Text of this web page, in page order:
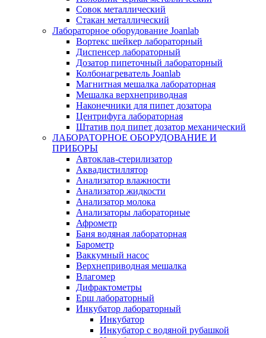
Совок металлический
Стакан металлический
Лабораторное оборудование Joanlab
Вортекс шейкер лабораторный
Диспенсер лабораторный
Дозатор пипеточный лабораторный
Колбонагреватель Joanlab
Магнитная мешалка лабораторная
Мешалка верхнеприводная
Наконечники для пипет дозатора
Центрифуга лабораторная
Штатив под пипет дозатор механический
ЛАБОРАТОРНОЕ ОБОРУДОВАНИЕ И
ПРИБОРЫ
Автоклав-стерилизатор
Аквадистиллятор
Анализатор влажности
Анализатор жидкости
Анализатор молока
Анализаторы лабораторные
Афрометр
Баня водяная лабораторная
Барометр
Ваккумный насос
Верхнеприводная мешалка
Влагомер
Дифрактометры
Ерш лабораторный
Инкубатор лабораторный
Инкубатор
Инкубатор с водяной рубашкой